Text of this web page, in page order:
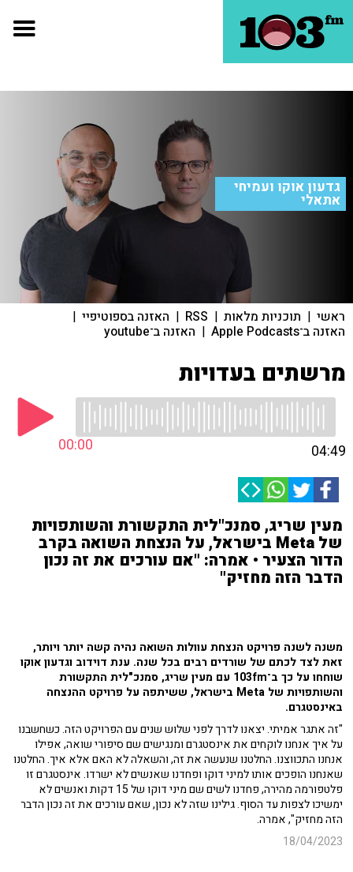
גדעון אוקו ועמיחי
אתאלי
ראשי | תוכניות מלאות |
RSS
| האזנה בספוטיפיי |
האזנה ב־Apple Podcasts | האזנה ב־youtube
מרשתים בעדויות
00:00 04:49
מעין שריג, סמנכ"לית התקשורת והשותפויות
של Meta בישראל, על הנצחת השואה בקרב
הדור הצעיר • אמרה: "אם עורכים את זה נכון
הדבר הזה מחזיק"
משנה לשנה פרויקט הנצחת עוולות השואה נהיה קשה יותר ויותר,
זאת לצד לכתם של שורדים רבים בכל שנה. ענת דוידוב וגדעון אוקו
שוחחו על כך ב־103fm עם מעין שריג, סמנכ"לית התקשורת
והשותפויות של Meta בישראל, ששיתפה על פרויקט ההנצחה
באינסטגרם.
"זה אתגר אמיתי. יצאנו לדרך לפני שלוש שנים עם הפרויקט הזה. כשחשבנו
על איך אנחנו לוקחים את אינסטגרם ומנגישים שם סיפורי שואה, אפילו
אנחנו התכווצנו. החלטנו שנעשה את זה, והשאלה לא האם אלא איך. החלטנו
שאנחנו הופכים אותו למיני דוקו ופחדנו שאנשים לא ישרדו. אינסטגרם זו
פלטפורמה מהירה, פחדנו לשים שם מיני דוקו של 15 דקות ואנשים לא
ימשיכו לצפות עד הסוף. גילינו שזה לא נכון, שאם עורכים את זה נכון הדבר
הזה מחזיק", אמרה.
18/04/2023